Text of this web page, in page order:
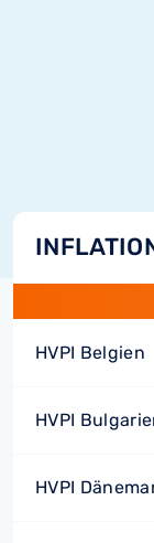
HVPI Belgien
HVPI
HVPI